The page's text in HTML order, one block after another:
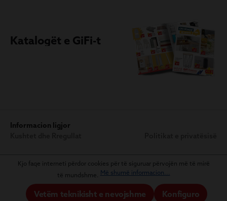
Katalogët e GiFi-t
Informacion ligjor
Kjo faqe interneti përdor cookies për të siguruar përvojën më të mirë
të mundshme. Më shumë informacion...
Vetëm teknikisht e nevojshme Konfiguro